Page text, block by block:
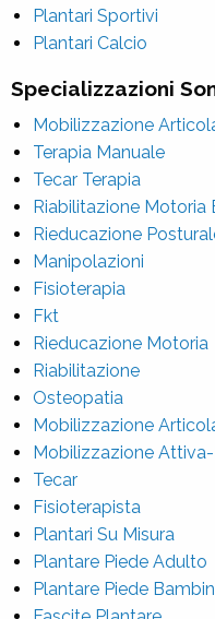
Plantari Sportivi
Plantari Calcio
Specializzazioni
Mobilizzazione
Terapia Manuale
Tecar Terapia
Riabilitazione Motoria
Rieducazione
Manipolazioni
Fisioterapia
Fkt
Rieducazione Motoria
Riabilitazione
Osteopatia
Mobilizzazione
Mobilizzazione
Tecar
Fisioterapista
Plantari Su Misura
Plantare Piede Adulto
Plantare Piede